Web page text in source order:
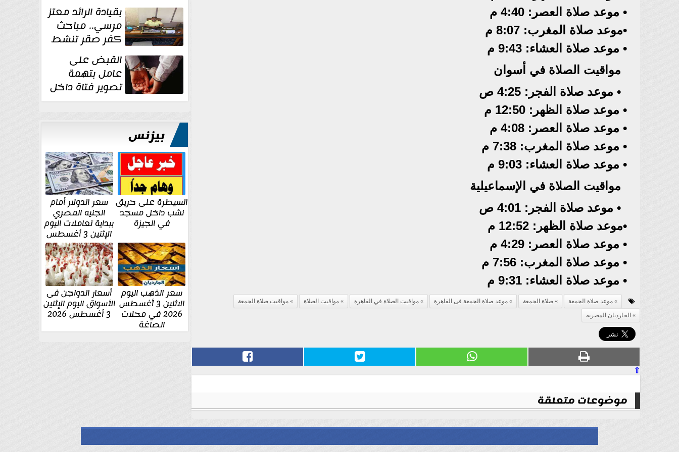
• موعد صلاة العصر: 4:40 م
•موعد صلاة المغرب: 8:07 م
• موعد صلاة العشاء: 9:43 م
مواقيت الصلاة في أسوان
• موعد صلاة الفجر: 4:25 ص
• موعد صلاة الظهر: 12:50 م
• موعد صلاة العصر: 4:08 م
• موعد صلاة المغرب: 7:38 م
• موعد صلاة العشاء: 9:03 م
مواقيت الصلاة في الإسماعيلية
• موعد صلاة الفجر: 4:01 ص
•موعد صلاة الظهر: 12:52 م
• موعد صلاة العصر: 4:29 م
• موعد صلاة المغرب: 7:56 م
• موعد صلاة العشاء: 9:31 م
موعد صلاة الجمعة صلاة الجمعة موعد صلاة الجمعة فى القاهرة مواقيت الصلاة في القاهرة مواقيت الصلاة
مواقيت صلاة الجمعة
الجارديان المصريه
⇧
موضوعات متعلقة
بقيادة الرائد معتز
مرسي.. مباحث
كفر صقر تنشط
بقوة وتوجه
ضربات أمنية... القبض على
عامل بتهمة
تصوير فتاة داخل
غرفة تغيير
بيزنس
السيطرة على حريق
نشب داخل مسجد
في الجيزة
سعر الدولار أمام
الجنيه المصري
ببداية تعاملات اليوم
الإثنين 3 أغسطس
سعر الذهب اليوم
الاثنين 3 أغسطس
2026 في محلات
الصاغة
أسعار الدواجن فى
الأسواق اليوم الإثنين
3 أغسطس 2026